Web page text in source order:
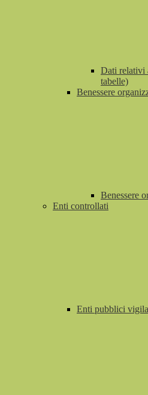
Dati relativi
tabelle)
Benessere
Benessere
Enti controllati
Enti pubblici